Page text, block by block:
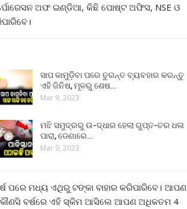
ଅଫ ଇଣ୍ଡିଆ, କିଛି ପୋଷ୍ଟ ଅଫିସ, NSE ଓ
ସାପ କାମୁଡ଼ିବା ପରେ ତୁରନ୍ତ ବ୍ୟବହାର କରନ୍ତୁ
ଏହି ଜିନିଷ, ମୂଳରୁ ଶେଷ…
Mar 9, 2023
ମଝି ସମୁଦ୍ରରୁ ଉ-ଦ୍ଧାର ହେଲା ଗୁପ୍ତ-ଚର ଧଳା
ପାରା, ଡେଣାରେ…
Mar 9, 2023
ମଧ୍ୟ ଏଥିରୁ ଟଙ୍କା ବାହାର କରିପାରିବେ। ଆପଣ
କୌଣସି ବର୍ଷରେ ଏହି ସ୍କିମ ଆସିଲେ ଆପଣ ଅଧିକତମ 4